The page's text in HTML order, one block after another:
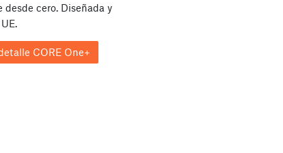
cero. Diseñada y
CORE One+